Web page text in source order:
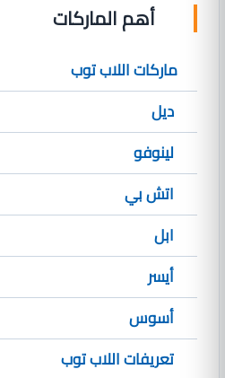
أهم الماركات
ماركات اللاب توب
ديل
لينوفو
اتش بي
ابل
أيسر
أسوس
تعريفات اللاب توب